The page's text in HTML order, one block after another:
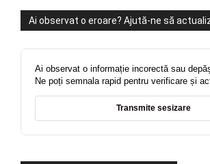
Ai observat o eroare? Ajută-ne să
Ai observat o informație incorectă sau
Ne poți semnala rapid pentru verificare și
Transmite sesizare